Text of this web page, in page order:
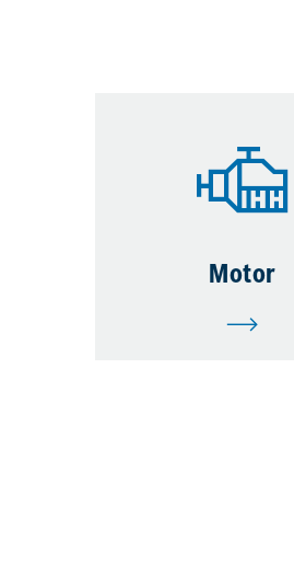
Motor